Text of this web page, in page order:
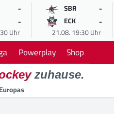
-
-
Uhr
SBR -
ECK -
21.08. 19:30 Uhr
Powerplay Shop
zuhause.